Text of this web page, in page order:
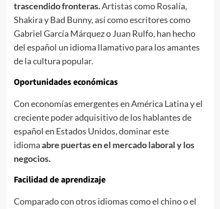
trascendido fronteras.Artistas como Rosalía,
Shakira y Bad Bunny, así como escritores como
Gabriel García Márquez o Juan Rulfo, han hecho
del español un idioma llamativo para los amantes
de la cultura popular.
Oportunidades económicas
Con economías emergentes en América Latina y el
creciente poder adquisitivo de los hablantes de
español en Estados Unidos, dominar este
idiomaabre puertas en el mercado laboral y los
negocios.
Facilidad de aprendizaje
Comparado con otros idiomas como el chino o el